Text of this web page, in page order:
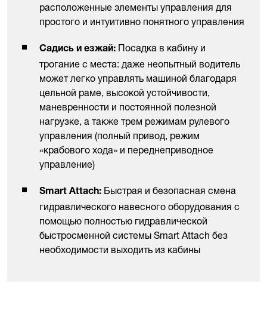
расположенные элементы управления для
простого и интуитивно понятного управления
Садись и езжай: Посадка в кабину и
трогание с места: даже неопытный водитель
может легко управлять машиной благодаря
цельной раме, высокой устойчивости,
маневренности и постоянной полезной
нагрузке, а также трем режимам рулевого
управления (полный привод, режим
«крабового хода» и переднеприводное
управление)
Smart Attach: Быстрая и безопасная смена
гидравлического навесного оборудования с
помощью полностью гидравлической
быстросменной системы Smart Attach без
необходимости выходить из кабины